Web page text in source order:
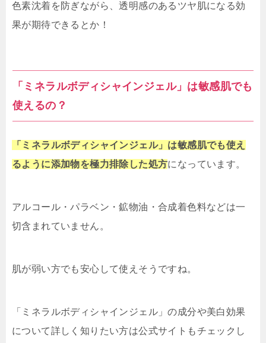
色素沈着を防ぎながら、透明感のあるツヤ肌になる効
果が期待できるとか！
「ミネラルボディシャインジェル」は敏感肌でも
使えるの？
「ミネラルボディシャインジェル」は敏感肌でも使え
るように添加物を極力排除した処方になっています。
アルコール・パラベン・鉱物油・合成着色料などは一
切含まれていません。
肌が弱い方でも安心して使えそうですね。
「ミネラルボディシャインジェル」の成分や美白効果
について詳しく知りたい方は公式サイトもチェックし